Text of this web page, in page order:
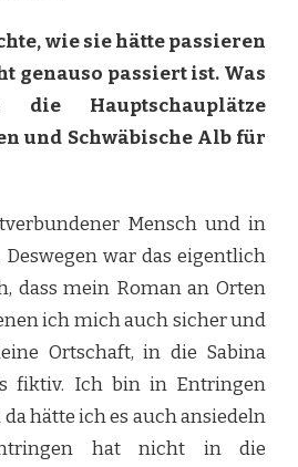
wie sie hätte passieren
genauso passiert ist. Was
die Hauptschauplätze
und Schwäbische Alb für
Mensch und in
war das eigentlich
dass mein Roman an Orten
ich mich auch sicher und
Ortschaft, in die Sabina
fiktiv. Ich bin in Entringen
hätte ich es auch ansiedeln
hat nicht in die